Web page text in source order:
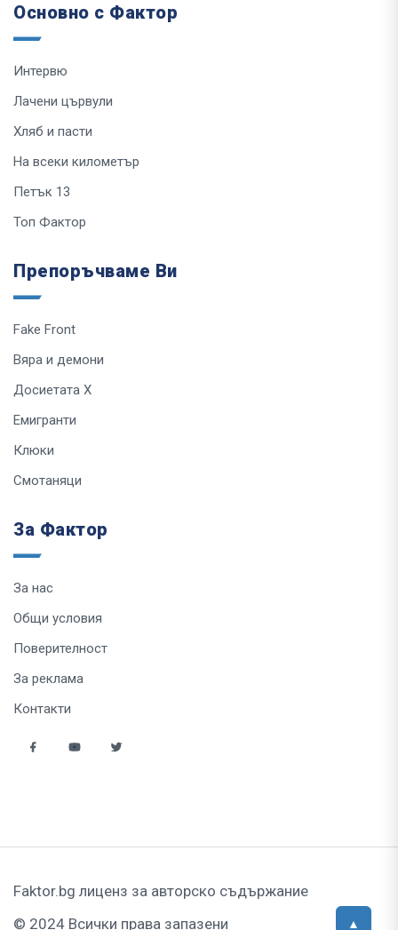
Основно с Фактор
Интервю
Лачени цървули
Хляб и пасти
На всеки километър
Петък 13
Топ Фактор
Препоръчваме Ви
Fake Front
Вяра и демони
Досиетата Х
Емигранти
Клюки
Смотаняци
За Фактор
За нас
Общи условия
Поверителност
За реклама
Контакти
Faktor.bg лиценз за авторско съдържание
© 2024 Всички права запазени